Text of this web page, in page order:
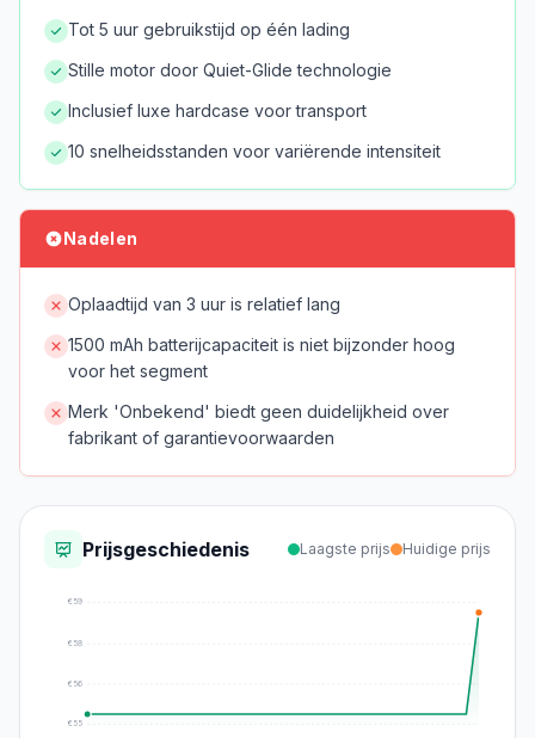
Tot 5 uur gebruikstijd op één lading
Stille motor door Quiet-Glide technologie
Inclusief luxe hardcase voor transport
10 snelheidsstanden voor variërende intensiteit
Nadelen
Oplaadtijd van 3 uur is relatief lang
1500 mAh batterijcapaciteit is niet bijzonder hoog
voor het segment
Merk 'Onbekend' biedt geen duidelijkheid over
fabrikant of garantievoorwaarden
Prijsgeschiedenis Laagste prijs Huidige prijs
€ 55
€ 56
€ 58
€ 59